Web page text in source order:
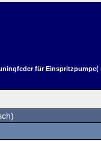
für Einspritzpumpe(